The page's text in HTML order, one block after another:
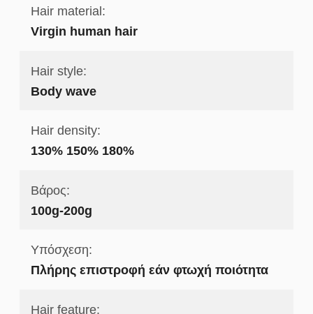
Hair material:
Virgin human hair
Hair style:
Body wave
Hair density:
130% 150% 180%
Βάρος:
100g-200g
Υπόσχεση:
Πλήρης επιστροφή εάν φτωχή ποιότητα
Hair feature: